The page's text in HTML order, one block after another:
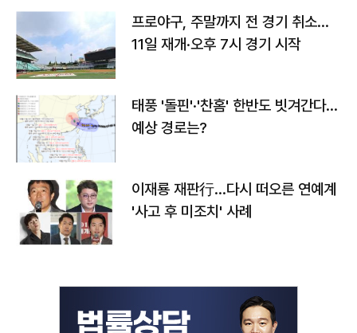
프로야구, 주말까지 전 경기 취소…
11일 재개·오후 7시 경기 시작
태풍 '돌핀'·'찬홈' 한반도 빗겨간다…
예상 경로는?
이재룡 재판行…다시 떠오른 연예계
'사고 후 미조치' 사례